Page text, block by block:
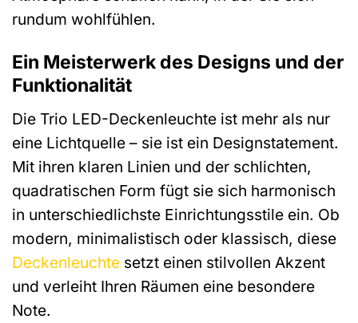
rundum wohlfühlen.
Ein Meisterwerk des Designs und der
Funktionalität
Die Trio LED-Deckenleuchte ist mehr als nur
eine Lichtquelle – sie ist ein Designstatement.
Mit ihren klaren Linien und der schlichten,
quadratischen Form fügt sie sich harmonisch
in unterschiedlichste Einrichtungsstile ein. Ob
modern, minimalistisch oder klassisch, diese
Deckenleuchte setzt einen stilvollen Akzent
und verleiht Ihren Räumen eine besondere
Note.